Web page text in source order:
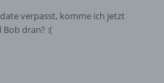
verpasst, komme ich jetzt
dran? :(kann den Nutzern